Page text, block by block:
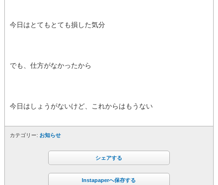
今日はとてもとても損した気分
でも、仕方がなかったから
今日はしょうがないけど、これからはもうない
カテゴリー: お知らせ
シェアする
Instapaperへ保存する